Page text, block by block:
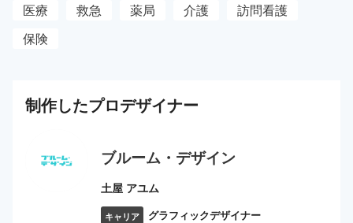
医療 救急 薬局 介護
訪問看護
保険
制作したプロデザイナー
ブルーム・デザイン
土屋 アユム
キャリア グラフィックデザイナー